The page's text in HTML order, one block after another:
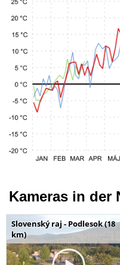
Kameras in der
Slovenský raj - Podlesok (18
km)